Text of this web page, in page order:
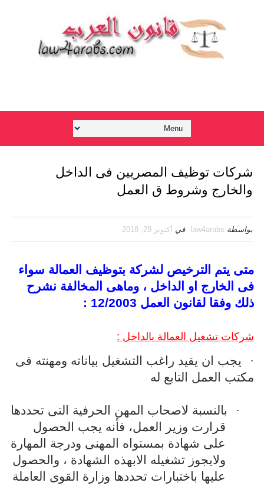
شركات توظيف المصريين فى الداخل
والخارج وشروط ق العمل
بواسطة law4arabs في أكتوبر 28, 2018
متى يتم الترخيص لشركة بتوظيف العمالة سواء
فى الخارج او الداخل ، وماهى المخالفة نشرح
ذلك وفقا لقانون العمل 12/2003 :
شركات تشغيل العمالة بالداخل :
·
يجب ان يقيد راغب التشغيل بياناته ومهنته فى
مكتب العمل التابع له
·
بالنسبة لاصحاب المهن الحرفية التى تحددها
قرارت وزير العمل، فأنه يجب الحصول
على شهادة بمستواه المهنى ودرجة المهارة
ولايجوز تشغيله الابهذه الشهادة ، والحصول
عليها باختبارات تحددها وزارة القوى العاملة